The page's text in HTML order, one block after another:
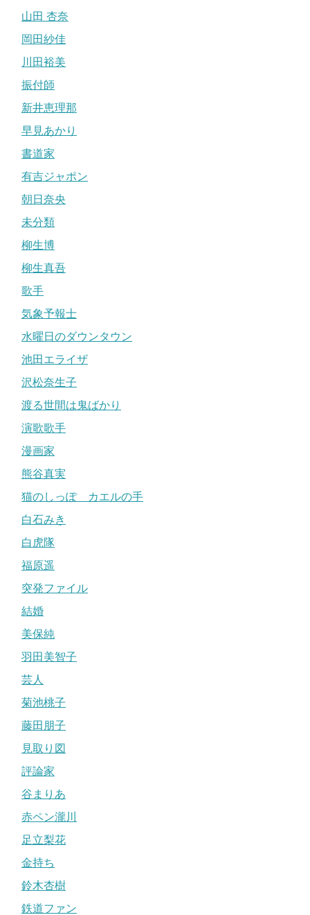
山田 杏奈
岡田紗佳
川田裕美
振付師
新井恵理那
早見あかり
書道家
有吉ジャポン
朝日奈央
未分類
柳生博
柳生真吾
歌手
気象予報士
水曜日のダウンタウン
池田エライザ
沢松奈生子
渡る世間は鬼ばかり
演歌歌手
漫画家
熊谷真実
猫のしっぽ カエルの手
白石みき
白虎隊
福原遥
突発ファイル
結婚
美保純
羽田美智子
芸人
菊池桃子
藤田朋子
見取り図
評論家
谷まりあ
赤ペン瀧川
足立梨花
金持ち
鈴木杏樹
鉄道ファン